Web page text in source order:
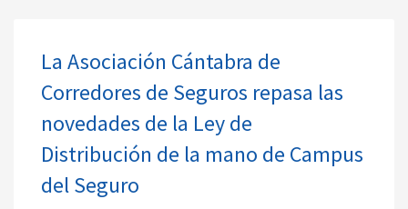
La Asociación Cántabra de
Corredores de Seguros repasa las
novedades de la Ley de
Distribución de la mano de Campus
del Seguro